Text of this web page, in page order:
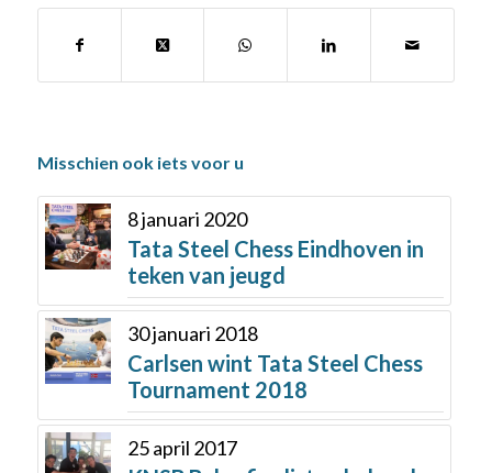
Misschien ook iets voor u
8 januari 2020
Tata Steel Chess Eindhoven in
teken van jeugd
30 januari 2018
Carlsen wint Tata Steel Chess
Tournament 2018
25 april 2017